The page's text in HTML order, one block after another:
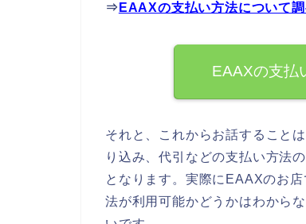
⇒ EAAXの支払い方法について
EAAXの支払
それと、これからお話すること
り込み、代引などの支払い方法
となります。実際にEAAXのお
法が利用可能かどうかはわから